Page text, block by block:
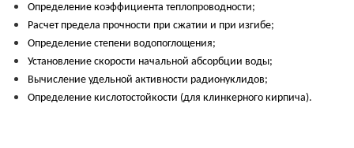
Определение коэффициента теплопроводности;
Расчет предела прочности при сжатии и при изгибе;
Определение степени водопоглощения;
Установление скорости начальной абсорбции воды;
Вычисление удельной активности радионуклидов;
Определение кислотостойкости (для клинкерного кирпича).